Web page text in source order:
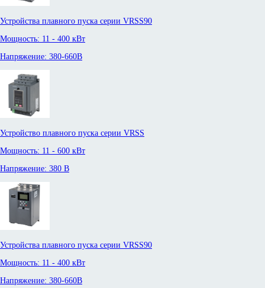
Устройства плавного пуска серии VRSS90
Мощность: 11 - 400 кВт
Напряжение: 380-660В
Устройство плавного пуска серии VRSS
Мощность: 11 - 600 кВт
Напряжение: 380 В
Устройства плавного пуска серии VRSS90
Мощность: 11 - 400 кВт
Напряжение: 380-660В